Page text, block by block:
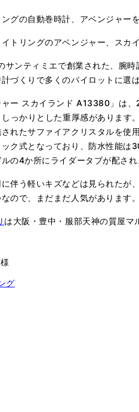
グの自動巻時計、アベンジャー
トリングのアベンジャー、スカイ
ンティミエで創業された、腕
づくりで多くのパイロットに選
ー スカイランド A13380」は
っかりとした重厚感があります。
れたサファイアクリスタルを使
ク式となっており、防水性能は
の4か所にライダータブが配さ
伴う軽いキズなどは見られたが
ので、まだまだ人気があります
は大阪・豊中・服部天神の質屋マ
グ